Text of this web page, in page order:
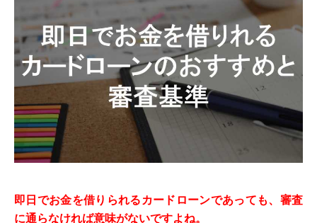
即日でお金を借りられるカードローンであっても、審査
に通らなければ意味がないですよね。